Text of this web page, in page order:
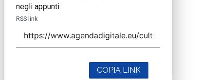
negli appunti.
RSS link
COPIA LINK